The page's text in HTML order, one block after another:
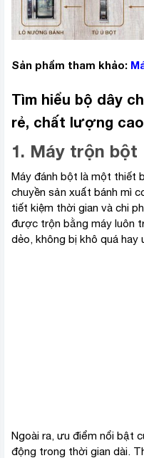
Sản phẩm tham khảo:
Tìm hiểu bộ dây
rẻ, chất lượng cao
1. Máy trộn bột
Máy đánh bột là một thiết
chuyền sản xuất bánh mì
tiết kiệm thời gian và chi
được trộn bằng máy luôn
dẻo, không bị khô quá hay
Ngoài ra, ưu điểm nổi bật
động trong thời gian dài.